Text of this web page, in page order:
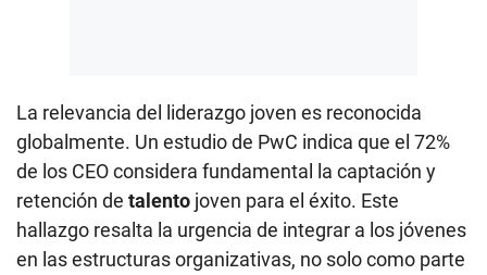
La relevancia del liderazgo joven es reconocida
globalmente. Un estudio de PwC indica que el 72%
de los CEO considera fundamental la captación y
retención de talento joven para el éxito. Este
hallazgo resalta la urgencia de integrar a los jóvenes
en las estructuras organizativas, no solo como parte